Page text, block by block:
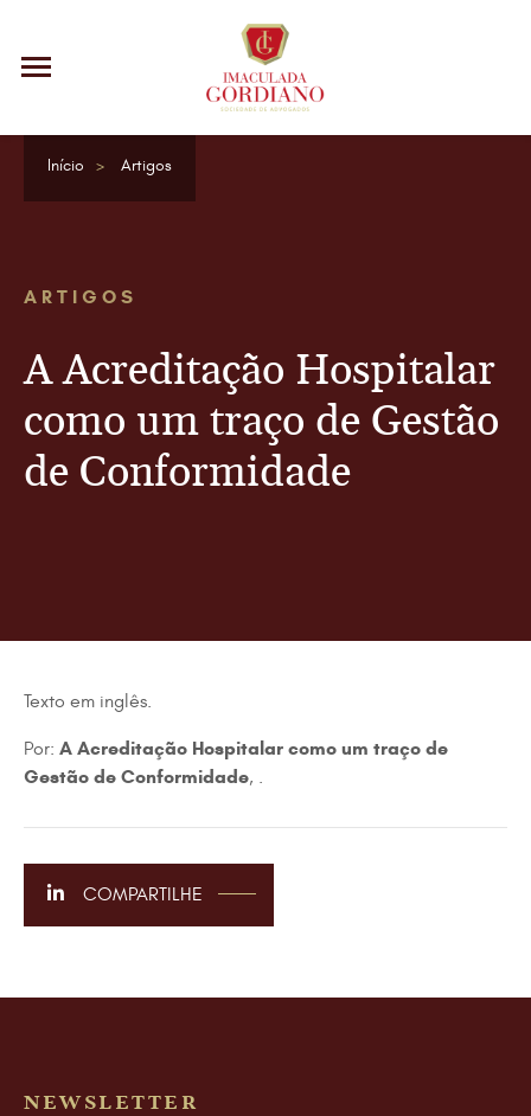
Início Artigos
ARTIGOS
A Acreditação Hospitalar
como um traço de Gestão
de Conformidade
Texto em inglês.
Por: A Acreditação Hospitalar como um traço de
Gestão de Conformidade, .
COMPARTILHE
NEWSLETTER